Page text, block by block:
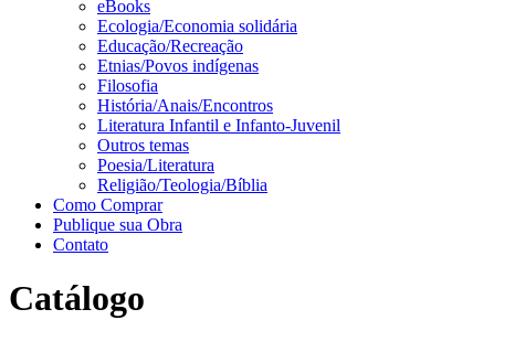
eBooks
Ecologia/Economia solidária
Educação/Recreação
Etnias/Povos indígenas
Filosofia
História/Anais/Encontros
Literatura Infantil e Infanto-Juvenil
Outros temas
Poesia/Literatura
Religião/Teologia/Bíblia
Como Comprar
Publique sua Obra
Contato
Catálogo